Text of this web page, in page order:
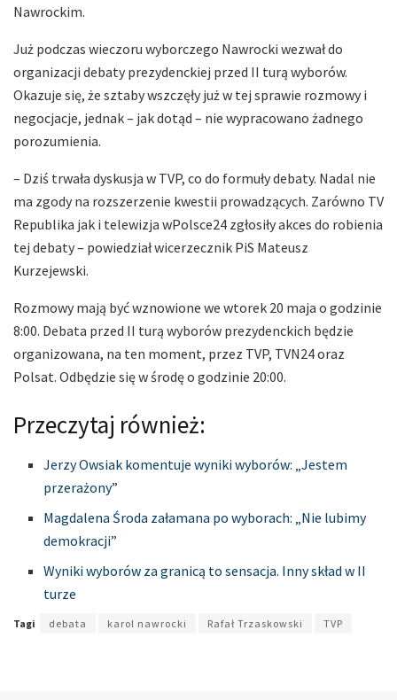
Nawrockim.
Już podczas wieczoru wyborczego Nawrocki wezwał do
organizacji debaty prezydenckiej przed II turą wyborów.
Okazuje się, że sztaby wszczęły już w tej sprawie rozmowy i
negocjacje, jednak – jak dotąd – nie wypracowano żadnego
porozumienia.
– Dziś trwała dyskusja w TVP, co do formuły debaty. Nadal nie
ma zgody na rozszerzenie kwestii prowadzących. Zarówno TV
Republika jak i telewizja wPolsce24 zgłosiły akces do robienia
tej debaty – powiedział wicerzecznik PiS Mateusz
Kurzejewski.
Rozmowy mają być wznowione we wtorek 20 maja o godzinie
8:00. Debata przed II turą wyborów prezydenckich będzie
organizowana, na ten moment, przez TVP, TVN24 oraz
Polsat. Odbędzie się w środę o godzinie 20:00.
Przeczytaj również:
Jerzy Owsiak komentuje wyniki wyborów: „Jestem
przerażony”
Magdalena Środa załamana po wyborach: „Nie lubimy
demokracji”
Wyniki wyborów za granicą to sensacja. Inny skład w II
turze
Tagi debata karol nawrocki Rafał Trzaskowski TVP